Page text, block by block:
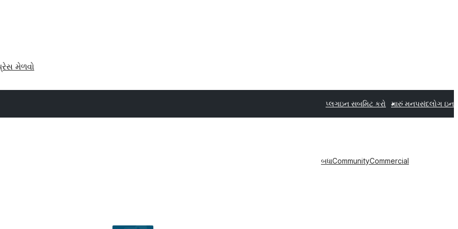
મેળવો
પ્લગઇન સબમિટ કરો મારું મનપસંદલોગ ઇન
બધાCommunityCommercial